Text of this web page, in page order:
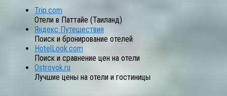
Trip.com
Отели в Паттайе (Таиланд)
Яндекс Путешествия
Поиск и бронирование отелей
HotelLook.com
Поиск и сравнение цен на отели
Ostrovok.ru
Лучшие цены на отели и гостиницы